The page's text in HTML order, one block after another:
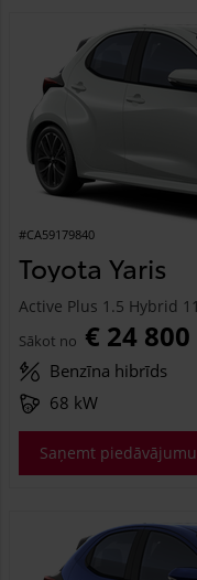
#CA59179840
Toyota Yaris
Active Plus 1.5 Hybrid
Sākot no € 24 800
Benzīna hibrīds
68 kW
Saņemt piedāvājumu